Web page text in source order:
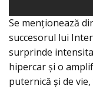
Se menţionează
succesorul lui
surprinde
hipercar și o
puternică și de